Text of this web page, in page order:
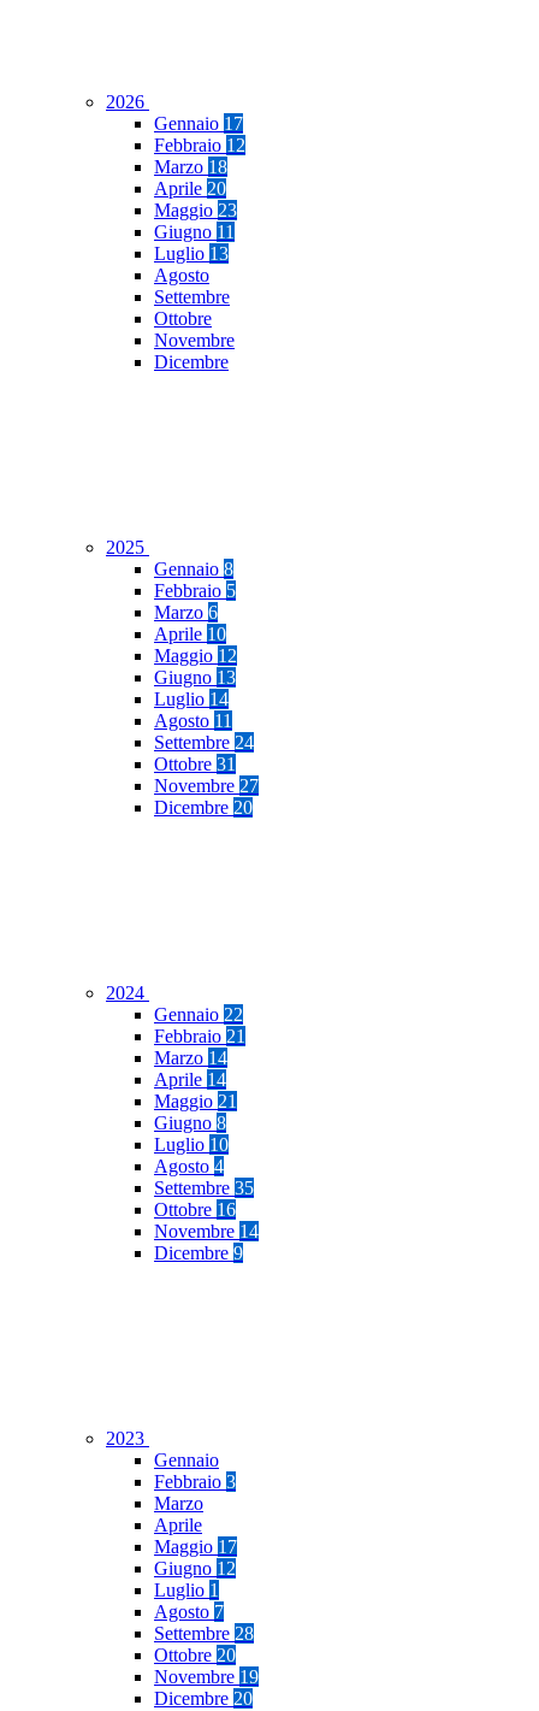
2026
Gennaio 17
Febbraio 12
Marzo 18
Aprile 20
Maggio 23
Giugno 11
Luglio 13
Agosto
Settembre
Ottobre
Novembre
Dicembre
2025
Gennaio 8
Febbraio 5
Marzo 6
Aprile 10
Maggio 12
Giugno 13
Luglio 14
Agosto 11
Settembre 24
Ottobre 31
Novembre 27
Dicembre 20
2024
Gennaio 22
Febbraio 21
Marzo 14
Aprile 14
Maggio 21
Giugno 8
Luglio 10
Agosto 4
Settembre 35
Ottobre 16
Novembre 14
Dicembre 9
2023
Gennaio
Febbraio 3
Marzo
Aprile
Maggio 17
Giugno 12
Luglio 1
Agosto 7
Settembre 28
Ottobre 20
Novembre 19
Dicembre 20